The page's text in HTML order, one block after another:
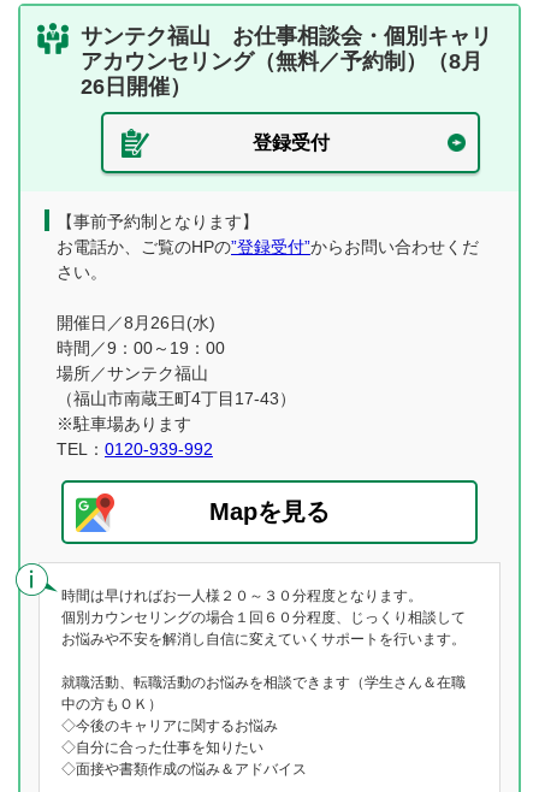
サンテク福山 お仕事相談会・個別キャリ
アカウンセリング（無料／予約制）（8月
26日開催）
登録受付
【事前予約制となります】
お電話か、ご覧のHPの”登録受付”からお問い合わせくだ
さい。
開催日／8月26日(水)
時間／9：00～19：00
場所／サンテク福山
（福山市南蔵王町4丁目17-43）
※駐車場あります
TEL： 0120-939-992
Mapを見る
時間は早ければお一人様２０～３０分程度となります。
個別カウンセリングの場合１回６０分程度、じっくり相談して
お悩みや不安を解消し自信に変えていくサポートを行います。
就職活動、転職活動のお悩みを相談できます（学生さん＆在職
中の方もＯＫ）
◇今後のキャリアに関するお悩み
◇自分に合った仕事を知りたい
◇面接や書類作成の悩み＆アドバイス